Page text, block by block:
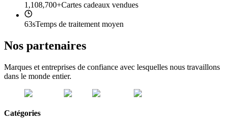
1,108,700+Cartes cadeaux vendues
63sTemps de traitement moyen
Nos partenaires
Marques et entreprises de confiance avec lesquelles nous travaillons
dans le monde entier.
Catégories